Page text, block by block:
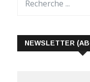
NEWSLETTER